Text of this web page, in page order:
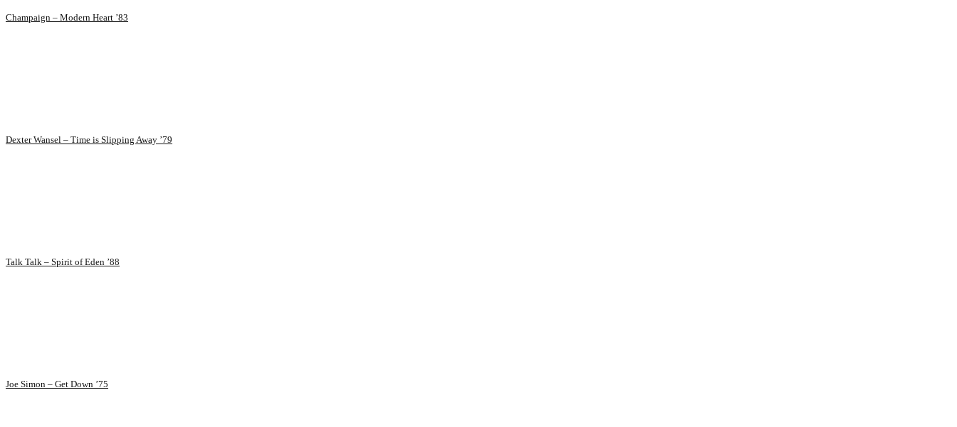
Champaign – Modern Heart ’83
Dexter Wansel – Time is Slipping Away ’79
Talk Talk – Spirit of Eden ’88
Joe Simon – Get Down ’75